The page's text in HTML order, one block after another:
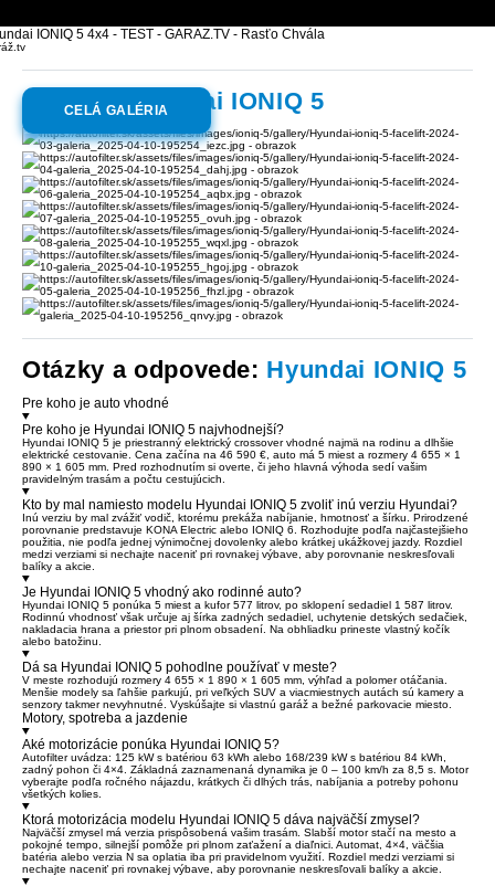
IONIQ 5 4x4 - TEST - GARAZ.TV - Rasťo Chvála
Galéria:Hyundai IONIQ 5
CELÁ GALÉRIA
Otázky a odpovede: Hyundai IONIQ 5
Pre koho je auto vhodné
Pre koho je Hyundai IONIQ 5 najvhodnejší?
Hyundai IONIQ 5 je priestranný elektrický crossover vhodné najmä na rodinu a dlhšie
elektrické cestovanie. Cena začína na 46 590 €, auto má 5 miest a rozmery 4 655 × 1
890 × 1 605 mm. Pred rozhodnutím si overte, či jeho hlavná výhoda sedí vašim
pravidelným trasám a počtu cestujúcich.
Kto by mal namiesto modelu Hyundai IONIQ 5 zvoliť inú verziu Hyundai?
Inú verziu by mal zvážiť vodič, ktorému prekáža nabíjanie, hmotnosť a šírku. Prirodzené
porovnanie predstavuje KONA Electric alebo IONIQ 6. Rozhodujte podľa najčastejšieho
použitia, nie podľa jednej výnimočnej dovolenky alebo krátkej ukážkovej jazdy. Rozdiel
medzi verziami si nechajte naceniť pri rovnakej výbave, aby porovnanie neskresľovali
balíky a akcie.
Je Hyundai IONIQ 5 vhodný ako rodinné auto?
Hyundai IONIQ 5 ponúka 5 miest a kufor 577 litrov, po sklopení sedadiel 1 587 litrov.
Rodinnú vhodnosť však určuje aj šírka zadných sedadiel, uchytenie detských sedačiek,
nakladacia hrana a priestor pri plnom obsadení. Na obhliadku prineste vlastný kočík
alebo batožinu.
Dá sa Hyundai IONIQ 5 pohodlne používať v meste?
V meste rozhodujú rozmery 4 655 × 1 890 × 1 605 mm, výhľad a polomer otáčania.
Menšie modely sa ľahšie parkujú, pri veľkých SUV a viacmiestnych autách sú kamery a
senzory takmer nevyhnutné. Vyskúšajte si vlastnú garáž a bežné parkovacie miesto.
Motory, spotreba a jazdenie
Aké motorizácie ponúka Hyundai IONIQ 5?
Autofilter uvádza: 125 kW s batériou 63 kWh alebo 168/239 kW s batériou 84 kWh,
zadný pohon či 4×4. Základná zaznamenaná dynamika je 0 – 100 km/h za 8,5 s. Motor
vyberajte podľa ročného nájazdu, krátkych či dlhých trás, nabíjania a potreby pohonu
všetkých kolies.
Ktorá motorizácia modelu Hyundai IONIQ 5 dáva najväčší zmysel?
Najväčší zmysel má verzia prispôsobená vašim trasám. Slabší motor stačí na mesto a
pokojné tempo, silnejší pomôže pri plnom zaťažení a diaľnici. Automat, 4×4, väčšia
batéria alebo verzia N sa oplatia iba pri pravidelnom využití. Rozdiel medzi verziami si
nechajte naceniť pri rovnakej výbave, aby porovnanie neskresľovali balíky a akcie.